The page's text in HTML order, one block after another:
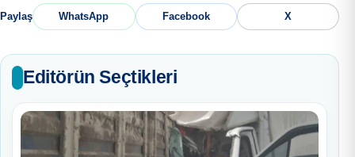
Paylaş WhatsApp Facebook X
Editörün Seçtikleri